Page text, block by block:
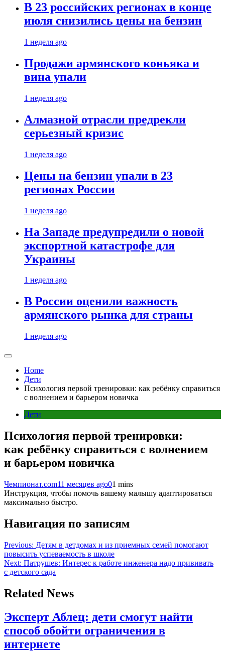
В 23 российских регионах в конце
июля снизились цены на бензин
1 неделя ago
Продажи армянского коньяка и
вина упали
1 неделя ago
Алмазной отрасли предрекли
серьезный кризис
1 неделя ago
Цены на бензин упали в 23
регионах России
1 неделя ago
На Западе предупредили о новой
экспортной катастрофе для
Украины
1 неделя ago
В России оценили важность
армянского рынка для страны
1 неделя ago
Home
Дети
Психология первой тренировки: как ребёнку справиться
с волнением и барьером новичка
Дети
Психология первой тренировки:
как ребёнку справиться с волнением
и барьером новичка
Чемпионат.com11 месяцев ago01 mins
Инструкция, чтобы помочь вашему малышу адаптироваться
максимально быстро.
Навигация по записям
Previous: Детям в детдомах и из приемных семей помогают
повысить успеваемость в школе
Next: Патрушев: Интерес к работе инженера надо прививать
с детского сада
Related News
Эксперт Аблец: дети смогут найти
способ обойти ограничения в
интернете